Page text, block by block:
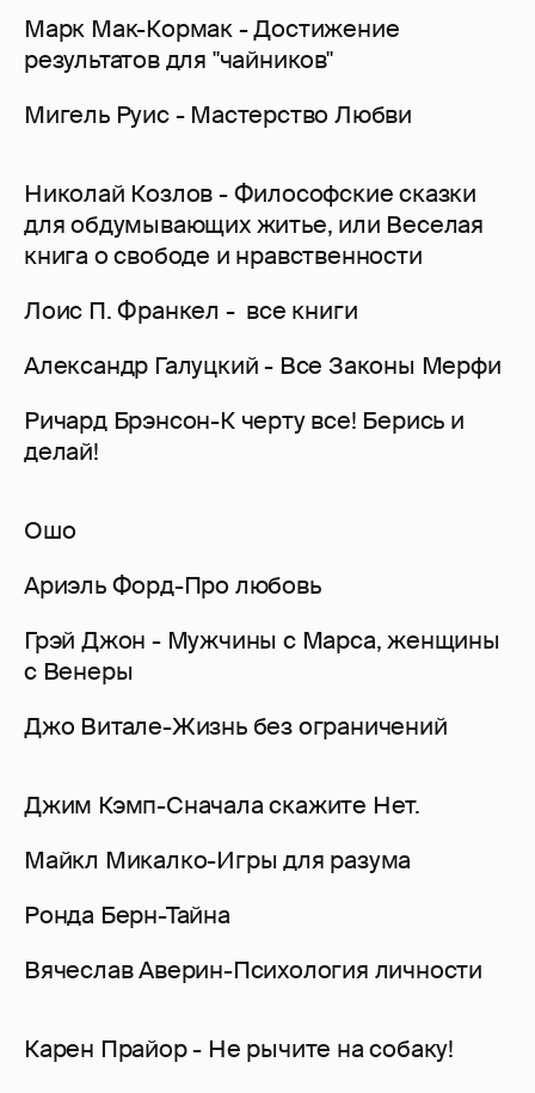
Марк Мак-Кормак - Достижение
результатов для "чайников"
Мигель Руис - Мастерство Любви
Николай Козлов - Философские сказки
для обдумывающих житье, или Веселая
книга о свободе и нравственности
Лоис П. Франкел - все книги
Александр Галуцкий - Все Законы Мерфи
Ричард Брэнсон-К черту все! Берись и
делай!
Ошо
Ариэль Форд-Про любовь
Грэй Джон - Мужчины с Марса, женщины
с Венеры
Джо Витале-Жизнь без ограничений
Джим Кэмп-Cначала скажите Нет.
Майкл Микалко-Игры для разума
Ронда Берн-Тайна
Вячеслав Аверин-Психология личности
Карен Прайор - Не рычите на собаку!